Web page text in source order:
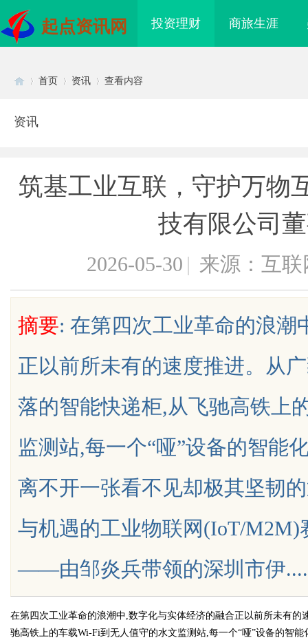
起点资讯网 投资理财 商旅生涯
uz
首页 资讯 查看内容
资讯
筑基工业互联，守护万
技有限公司
2026-05-30 | 来源：互联
摘要: 在第四次工业革命的浪潮
正以前所未有的速度推进。从
落的智能快递柜,从飞驰高铁上
监测站,每一个“哑”设备的智能
离不开一张看不见却极其坚韧
与机遇的工业物联网(IoT/
——由邹炎兵带领的深圳市伊
在第四次工业革命的浪潮中,数字化与实体经济的融合正以前所未有
驰高铁上的车载Wi-Fi到无人值守的水文监测站,每一个“哑”设备的智